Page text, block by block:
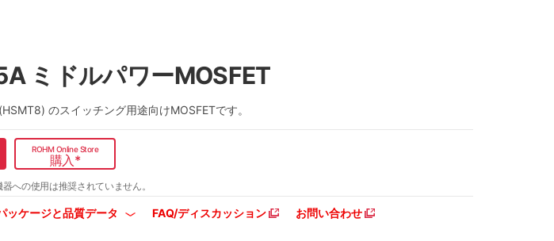
ミドルパワーMOSFET
のスイッチング用途向けMOSFETです。
ROHM Online Store
購入*
への使用は推奨されていません。
ッケージと品質データ FAQ/ディスカッション お問い合わせ